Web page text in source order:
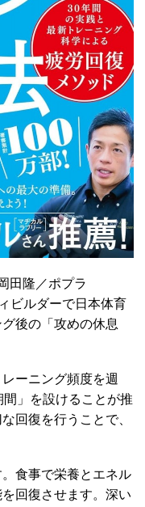
田隆／ポプラ
ビルダーで日本体育
後の「攻めの休息
ーニング頻度を週
」を設けることが推
回復を行うことで、
食事で栄養とエネル
回復させます。深い